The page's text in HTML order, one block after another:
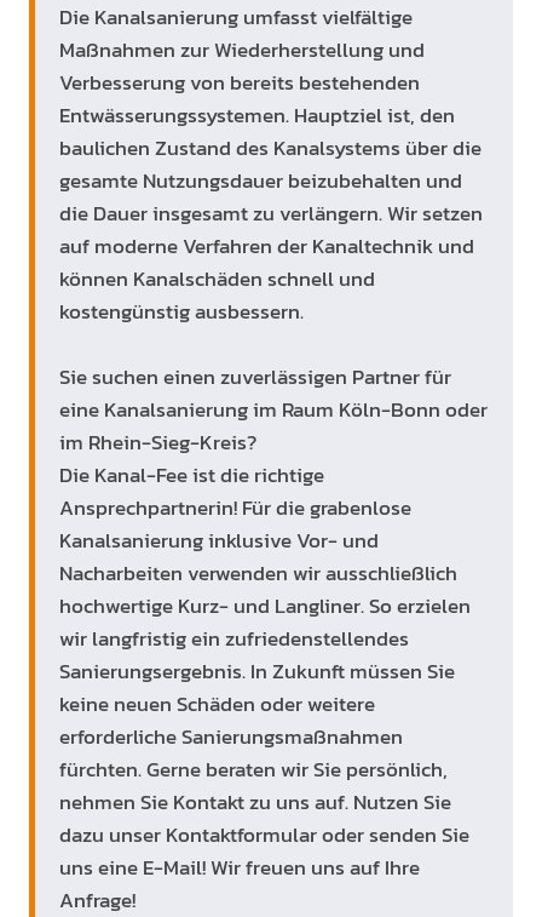
Die Kanalsanierung umfasst vielfältige
Maßnahmen zur Wiederherstellung und
Verbesserung von bereits bestehenden
Entwässerungssystemen. Hauptziel ist, den
baulichen Zustand des Kanalsystems über die
gesamte Nutzungsdauer beizubehalten und
die Dauer insgesamt zu verlängern. Wir setzen
auf moderne Verfahren der Kanaltechnik und
können Kanalschäden schnell und
kostengünstig ausbessern.
Sie suchen einen zuverlässigen Partner für
eine Kanalsanierung im Raum Köln-Bonn oder
im Rhein-Sieg-Kreis?
Die Kanal-Fee ist die richtige
Ansprechpartnerin! Für die grabenlose
Kanalsanierung inklusive Vor- und
Nacharbeiten verwenden wir ausschließlich
hochwertige Kurz- und Langliner. So erzielen
wir langfristig ein zufriedenstellendes
Sanierungsergebnis. In Zukunft müssen Sie
keine neuen Schäden oder weitere
erforderliche Sanierungsmaßnahmen
fürchten. Gerne beraten wir Sie persönlich,
nehmen Sie Kontakt zu uns auf. Nutzen Sie
dazu unser Kontaktformular oder senden Sie
uns eineE-Mail! Wir freuen uns auf Ihre
Anfrage!